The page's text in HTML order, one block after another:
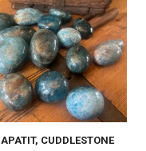
APATIT, CUDDLESTONE